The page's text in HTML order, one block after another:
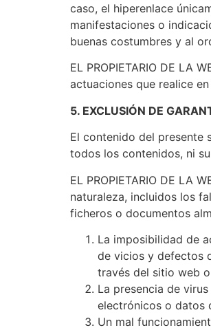
caso, el hiperenlace
manifestaciones o
buenas costumbres y al
EL PROPIETARIO DE LA
actuaciones que realice
5. EXCLUSIÓN DE
El contenido del presente
todos los contenidos, ni
EL PROPIETARIO DE LA
naturaleza, incluidos los
ficheros o documentos
La imposibilidad de
de vicios y defectos
través del sitio web
La presencia de
electrónicos o datos
Un mal